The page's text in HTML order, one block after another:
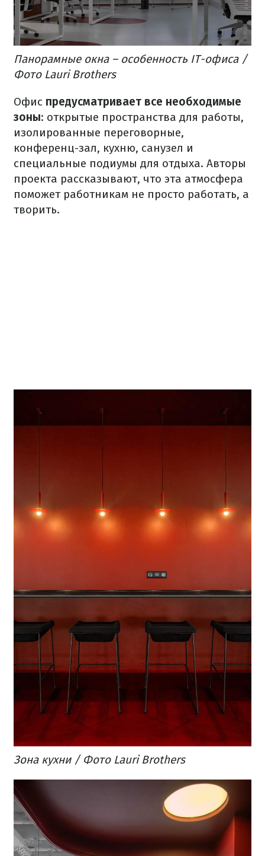
Панорамные окна – особенность IT-офиса /
Фото Lauri Brothers
Офис предусматривает все необходимые
зоны: открытые пространства для работы,
изолированные переговорные,
конференц-зал, кухню, санузел и
специальные подиумы для отдыха. Авторы
проекта рассказывают, что эта атмосфера
поможет работникам не просто работать, а
творить.
Зона кухни / Фото Lauri Brothers